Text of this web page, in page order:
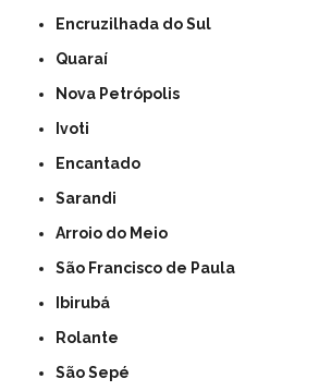
Encruzilhada do Sul
Quaraí
Nova Petrópolis
Ivoti
Encantado
Sarandi
Arroio do Meio
São Francisco de Paula
Ibirubá
Rolante
São Sepé